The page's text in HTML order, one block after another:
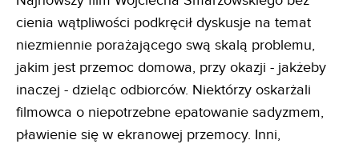
cienia wątpliwości podkręcił dyskusje na temat
niezmiennie porażającego swą skalą problemu,
jakim jest przemoc domowa, przy okazji - jakżeby
inaczej - dzieląc odbiorców. Niektórzy oskarżali
filmowca o niepotrzebne epatowanie sadyzmem,
pławienie się w ekranowej przemocy. Inni,